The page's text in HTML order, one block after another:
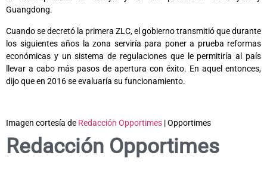
Guangdong.
Cuando se decretó la primera ZLC, el gobierno transmitió que durante
los siguientes años la zona serviría para poner a prueba reformas
económicas y un sistema de regulaciones que le permitiría al país
llevar a cabo más pasos de apertura con éxito. En aquel entonces,
dijo que en 2016 se evaluaría su funcionamiento.
Imagen cortesía de Redacción Opportimes | Opportimes
Redacción Opportimes